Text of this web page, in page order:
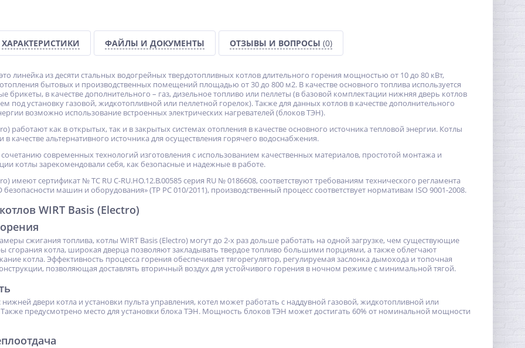
Конвектор электрический
ЭВУС-2,0
5 380руб.
Печь-тандыр «НАМАНГАН»
57 949руб.
ХАРАКТЕРИСТИКИ ФАЙЛЫ И ДОКУМЕНТЫ ОТЗЫВЫ И ВОПРОСЫ (0)
линейка из десяти стальных водогрейных твердотопливных котлов длительного горения мощностью от 10 до 80 кВт,
бытовых и производственных помещений площадью от 30 до 800 м2. В качестве основного топлива используется
брикеты, в качестве дополнительного – газ, дизельное топливо или пеллеты (в базовой комплектации нижняя дверь котлов
под установку газовой, жидкотопливной или пеллетной горелок). Также для данных котлов в качестве дополнительного
возможно использование встроенных электрических нагревателей (блоков ТЭН).
работают как в открытых, так и в закрытых системах отопления в качестве основного источника тепловой энергии. Котлы
в качестве альтернативного источника для осуществления горячего водоснабжения.
современных технологий изготовления с использованием качественных материалов, простотой монтажа и
котлы зарекомендовали себя, как безопасные и надежные в работе.
имеют сертификат № ТС RU C-RU.HO.12.B.00585 серия RU № 0186608, соответствуют требованиям технического регламента
машин и оборудования» (ТР РС 010/2011), производственный процесс соответствует нормативам ISO 9001-2008.
WIRT Basis (Electro)
сжигания топлива, котлы WIRT Basis (Electro) могут до 2-х раз дольше работать на одной загрузке, чем существующие
сгорания котла, широкая дверца позволяют закладывать твердое топливо большими порциями, а также облегчают
котла. Эффективность процесса горения обеспечивает тягорегулятор, регулируемая заслонка дымохода и топочная
позволяющая доставлять вторичный воздух для устойчивого горения в ночном режиме с минимальной тягой.
двери котла и установки пульта управления, котел может работать с наддувной газовой, жидкотопливной или
предусмотрено место для установки блока ТЭН. Мощность блоков ТЭН может достигать 60% от номинальной мощности